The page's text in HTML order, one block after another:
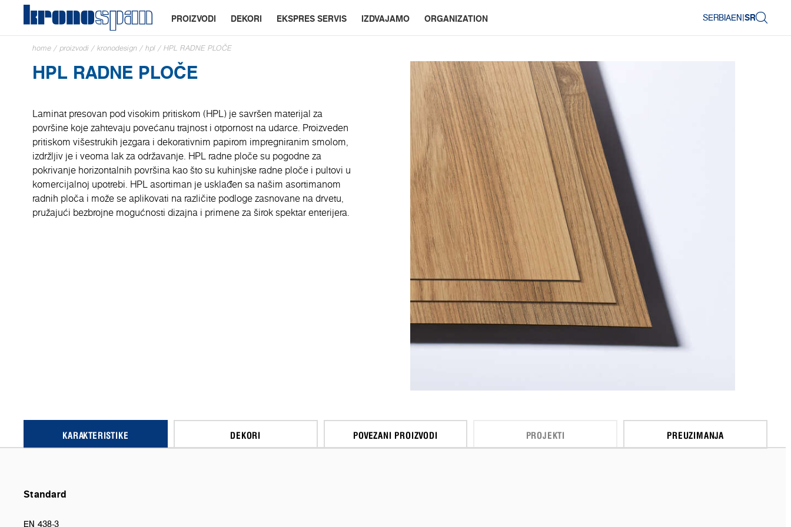
PROIZVODI DEKORI EKSPRES SERVIS IZDVAJAMO ORGANIZATION SERBIAEN|SR
home / proizvodi / kronodesign / hpl / HPL RADNE PLOČE
HPL RADNE PLOČE
Laminat presovan pod visokim pritiskom (HPL) je savršen materijal za
površine koje zahtevaju povećanu trajnost i otpornost na udarce. Proizveden
pritiskom višestrukih jezgara i dekorativnim papirom impregniranim smolom,
izdržljiv je i veoma lak za održavanje. HPL radne ploče su pogodne za
pokrivanje horizontalnih površina kao što su kuhinjske radne ploče i pultovi u
komercijalnoj upotrebi. HPL asortiman je usklađen sa našim asortimanom
radnih ploča i može se aplikovati na različite podloge zasnovane na drvetu,
pružajući bezbrojne mogućnosti dizajna i primene za širok spektar enterijera.
KARAKTERISTIKE DEKORI POVEZANI PROIZVODI PROJEKTI PREUZIMANJA
Standard
EN 438-3